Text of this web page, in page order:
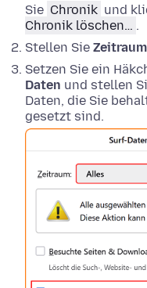
Sie Chronik und
Chronik löschen… .
Stellen Sie
Setzen Sie ein
Daten und stellen
Daten, die Sie
gesetzt sind.